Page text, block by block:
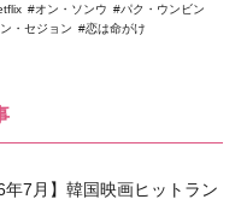
オン・ソンウ
パク・ウンビン
・セジョン
恋は命がけ
年7月】韓国映画ヒットラン